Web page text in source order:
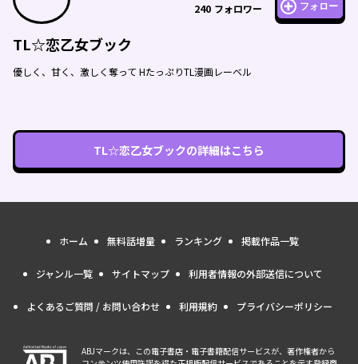
240 フォロワー フォロー
TL☆恋乙女ブック
優しく、甘く、激しく奪って HたっぷりTL漫画レーベル
TL☆恋乙女ブックの詳細はこちら
ホーム 無料話増量 ランキング 掲載作品一覧
ジャンル一覧 サイトマップ 利用者情報の外部送信について
よくあるご質問 / お問い合わせ 利用規約 プライバシーポリシー
ABJマークは、この電子書店・電子書籍配信サービスが、著作権者から